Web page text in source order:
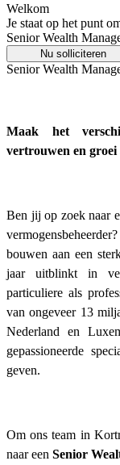
Welkom
Je staat op het punt
Senior Wealth
Nu solliciteren
Senior Wealth
Maak het
vertrouwen en groei
Ben jij op zoek naar
bouwen aan een
jaar uitblinkt in
particuliere als
van ongeveer 13
Nederland en
gepassioneerde
geven.
Om ons team in
naar een Senior